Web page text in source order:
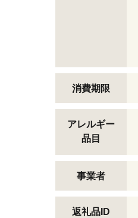
消費期限
アレルギー
品目
事業者
返礼品ID